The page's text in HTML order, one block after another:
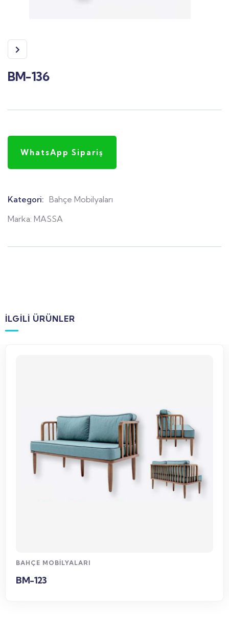
BM-136
WhatsApp Sipariş
Kategori: Bahçe Mobilyaları
Marka: MASSA
İLGILI ÜRÜNLER
BAHÇE MOBILYALARI
BM-123